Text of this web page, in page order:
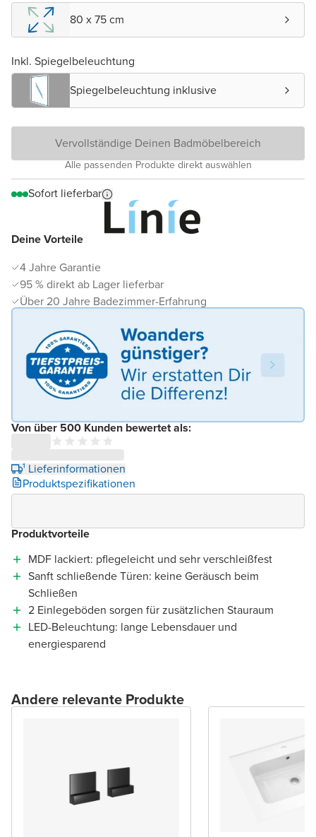
Deine Vorteile
4 Jahre Garantie
95 % direkt ab Lager lieferbar
Über 20 Jahre Badezimmer-Erfahrung
Von über 500 Kunden bewertet als:
¹ Lieferinformationen
Produktspezifikationen
80 x 75 cm
Inkl. Spiegelbeleuchtung
Spiegelbeleuchtung inklusive
Vervollständige Deinen Badmöbelbereich
Alle passenden Produkte direkt auswählen
Sofort lieferbar
Produktvorteile
MDF lackiert: pflegeleicht und sehr verschleißfest
Sanft schließende Türen: keine Geräusch beim
Schließen
2 Einlegeböden sorgen für zusätzlichen Stauraum
LED-Beleuchtung: lange Lebensdauer und
energiesparend
Andere relevante Produkte